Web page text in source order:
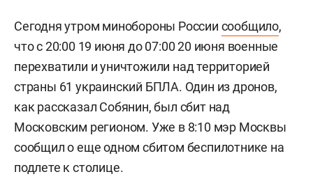
Сегодня утром минобороны России сообщило,
что с 20:00 19 июня до 07:00 20 июня военные
перехватили и уничтожили над территорией
страны 61 украинский БПЛА. Один из дронов,
как рассказал Собянин, был сбит над
Московским регионом. Уже в 8:10 мэр Москвы
сообщил о еще одном сбитом беспилотнике на
подлете к столице.